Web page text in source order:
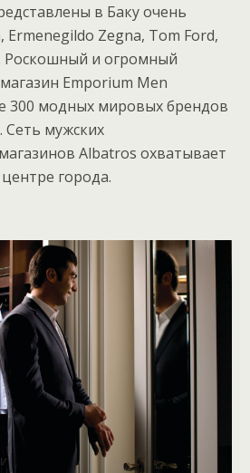
в Баку очень
Zegna, Tom Ford,
Роскошный и огромный
Emporium Men
300 модных мировых брендов
мужских
Albatros охватывает
города.